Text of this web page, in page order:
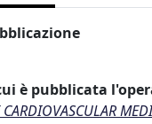
è pubblicata